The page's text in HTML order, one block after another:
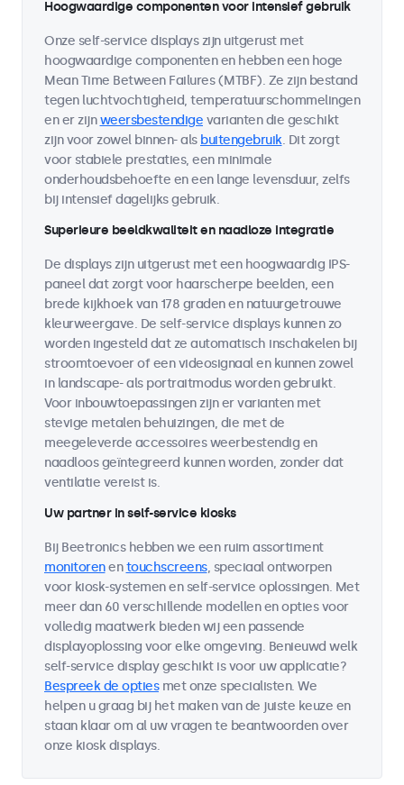
Hoogwaardige componenten voor intensief gebruik
Onze self-service displays zijn uitgerust met
hoogwaardige componenten en hebben een hoge
Mean Time Between Failures (MTBF). Ze zijn bestand
tegen luchtvochtigheid, temperatuurschommelingen
en er zijnweersbestendige varianten die geschikt
zijn voor zowel binnen- als buitengebruik. Dit zorgt
voor stabiele prestaties, een minimale
onderhoudsbehoefte en een lange levensduur, zelfs
bij intensief dagelijks gebruik.
Superieure beeldkwaliteit en naadloze integratie
De displays zijn uitgerust met een hoogwaardig IPS-
paneel dat zorgt voor haarscherpe beelden, een
brede kijkhoek van 178 graden en natuurgetrouwe
kleurweergave. De self-service displays kunnen zo
worden ingesteld dat ze automatisch inschakelen bij
stroomtoevoer of een videosignaal en kunnen zowel
in landscape- als portraitmodus worden gebruikt.
Voor inbouwtoepassingen zijn er varianten met
stevige metalen behuizingen, die met de
meegeleverde accessoires weerbestendig en
naadloos geïntegreerd kunnen worden, zonder dat
ventilatie vereist is.
Uw partner in self-service kiosks
Bij Beetronics hebben we een ruim assortiment
monitorenentouchscreens, speciaal ontworpen
voor kiosk-systemen en self-service oplossingen. Met
meer dan 60 verschillende modellen en opties voor
volledig maatwerk bieden wij een passende
displayoplossing voor elke omgeving. Benieuwd welk
self-service display geschikt is voor uw applicatie?
Bespreek de optiesmet onze specialisten. We
helpen u graag bij het maken van de juiste keuze en
staan klaar om al uw vragen te beantwoorden over
onze kiosk displays.